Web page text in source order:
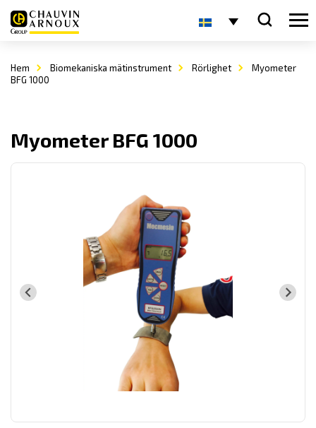
Hem Biomekaniska mätinstrument Rörlighet
Myometer
BFG 1000
Myometer BFG 1000